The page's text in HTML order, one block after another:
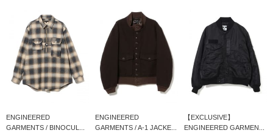
ENGINEERED
GARMENTS / BINOCUL...
ENGINEERED
GARMENTS / A-1 JACKE...
【EXCLUSIVE】
ENGINEERED GARMEN...